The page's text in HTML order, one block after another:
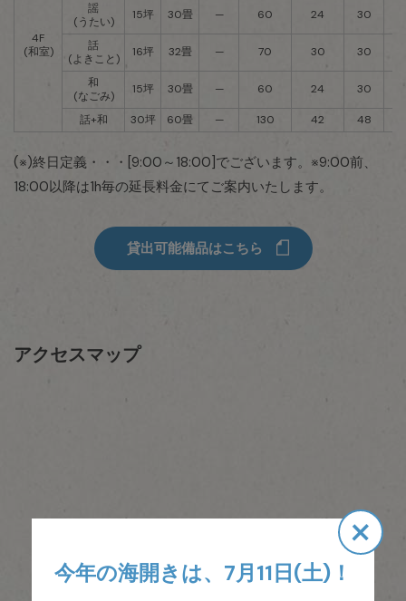
4F
(和室)
謡
(うたい)
15坪 30畳 — 60 24 30
話
(よきこと)
16坪 32畳 — 70 30 30
和
(なごみ)
15坪 30畳 — 60 24 30
話+和 30坪 60畳 — 130 42 48
(※)終日定義・・・[9:00～18:00]でございます。※9:00前、
18:00以降は1h毎の延長料金にてご案内いたします。
貸出可能備品はこちら
アクセスマップ
今年の海開きは、7月11日(土)！
×